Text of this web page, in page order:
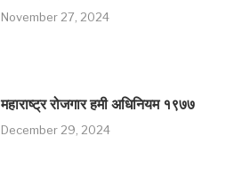
November 27, 2024
महाराष्ट्र रोजगार हमी अधिनियम १९७७
December 29, 2024